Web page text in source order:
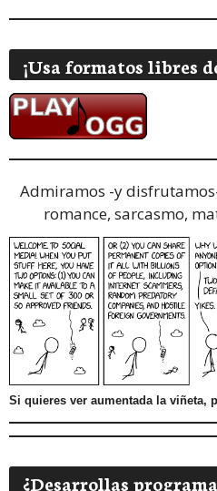
¡Usa formatos libres
Admiramos -y
romance, sarcasmo,
Si quieres ver aumentada la viñeta,
¿Desarrollas